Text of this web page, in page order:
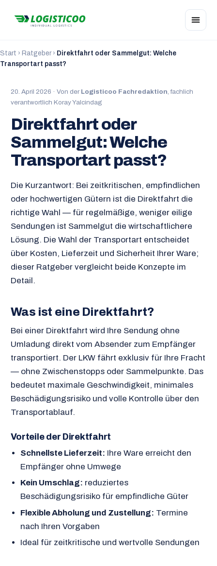
Start › Ratgeber› Direktfahrt oder Sammelgut: Welche
Transportart passt?
20. April 2026 · Von der Logisticoo Fachredaktion, fachlich
verantwortlich Koray Yalcindag
Direktfahrt oder
Sammelgut: Welche
Transportart passt?
Die Kurzantwort: Bei zeitkritischen, empfindlichen
oder hochwertigen Gütern ist die Direktfahrt die
richtige Wahl — für regelmäßige, weniger eilige
Sendungen ist Sammelgut die wirtschaftlichere
Lösung. Die Wahl der Transportart entscheidet
über Kosten, Lieferzeit und Sicherheit Ihrer Ware;
dieser Ratgeber vergleicht beide Konzepte im
Detail.
Was ist eine Direktfahrt?
Bei einer Direktfahrt wird Ihre Sendung ohne
Umladung direkt vom Absender zum Empfänger
transportiert. Der LKW fährt exklusiv für Ihre Fracht
— ohne Zwischenstopps oder Sammelpunkte. Das
bedeutet maximale Geschwindigkeit, minimales
Beschädigungsrisiko und volle Kontrolle über den
Transportablauf.
Vorteile der Direktfahrt
Schnellste Lieferzeit: Ihre Ware erreicht den
Empfänger ohne Umwege
Kein Umschlag: reduziertes
Beschädigungsrisiko für empfindliche Güter
Flexible Abholung und Zustellung: Termine
nach Ihren Vorgaben
Ideal für zeitkritische und wertvolle Sendungen